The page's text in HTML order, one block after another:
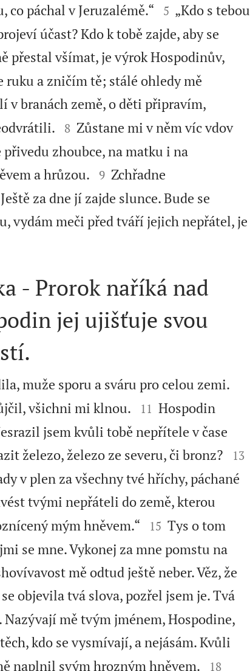
páchal v Jeruzalémě.“ 

5 „Kdo s tebou
účast? Kdo k tobě zajde, aby se
přestal všímat, je výrok Hospodinův,
ruku a zničím tě; stálé ohledy mě
v branách země, o děti připravím,


8 Zůstane mi v něm víc vdov
zhoubce, na matku i na
a hrůzou. 

9 Zchřadne
za dne jí zajde slunce. Bude se
vydám meči před tváří jejich nepřátel, je
- Prorok naříká nad
jej ujišťuje svou
muže sporu a sváru pro celou zemi.
všichni mi klnou.


11 Hospodin
jsem kvůli tobě nepřítele v čase
železo, železo ze severu, či bronz? 

13
v plen za všechny tvé hříchy, páchané
tvými nepřáteli do země, kterou
mým hněvem.“


15 Tys o tom
se mne. Vykonej za mne pomstu na
mě odtud ještě neber. Věz, že
objevila tvá slova, pozřel jsem je. Tvá
mě tvým jménem, Hospodine,
kdo se vysmívají, a nejásám. Kvůli
naplnil svým hrozným hněvem.


18